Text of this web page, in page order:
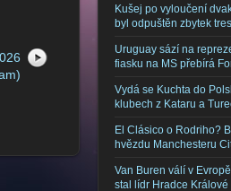
Kušej po vyloučení
byl odpuštěn zbytek
Uruguay sází na
fiasku na MS přebírá
Vydá se Kuchta do
klubech z Kataru a
El Clásico o Rodriho?
hvězdu Manchesteru
Van Buren válí v
stal lídr Hradce Králové